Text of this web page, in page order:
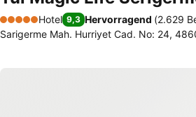
5 Sterne
Hotel 9,3 Hervorragend (2.629
Sarigerme Mah. Hurriyet Cad. No: 24,